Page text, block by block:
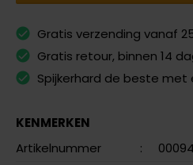
Gratis verzending vanaf
Gratis retour, binnen 14
Spijkerhard de beste met
KENMERKEN
Artikelnummer
: